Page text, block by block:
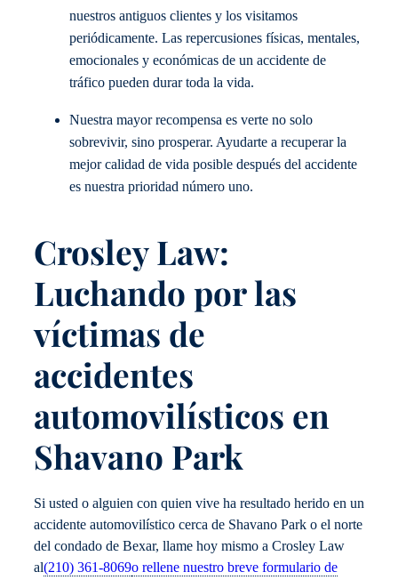
nuestros antiguos clientes y los visitamos
periódicamente. Las repercusiones físicas, mentales,
emocionales y económicas de un accidente de
tráfico pueden durar toda la vida.
Nuestra mayor recompensa es verte no solo
sobrevivir, sino prosperar. Ayudarte a recuperar la
mejor calidad de vida posible después del accidente
es nuestra prioridad número uno.
Crosley Law:
Luchando por las
víctimas de
accidentes
automovilísticos en
Shavano Park
Si usted o alguien con quien vive ha resultado herido en un
accidente automovilístico cerca de Shavano Park o el norte
del condado de Bexar, llame hoy mismo a Crosley Law
al(210) 361-8069o rellene nuestro breve formulario de